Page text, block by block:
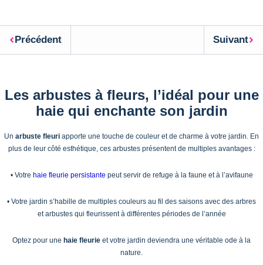
Précédent Suivant
Les arbustes à fleurs, l’idéal pour une
haie qui enchante son jardin
Un arbuste fleuri apporte une touche de couleur et de charme à votre jardin. En
plus de leur côté esthétique, ces arbustes présentent de multiples avantages :
• Votre haie fleurie persistante peut servir de refuge à la faune et à l’avifaune
• Votre jardin s’habille de multiples couleurs au fil des saisons avec des arbres
et arbustes qui fleurissent à différentes périodes de l’année
Optez pour une haie fleurie et votre jardin deviendra une véritable ode à la
nature.